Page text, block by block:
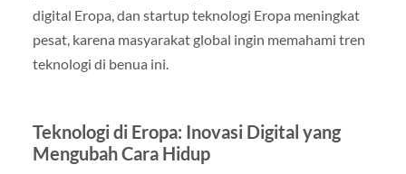
digital Eropa, dan startup teknologi Eropa meningkat
pesat, karena masyarakat global ingin memahami tren
teknologi di benua ini.
Teknologi di Eropa: Inovasi Digital yang
Mengubah Cara Hidup